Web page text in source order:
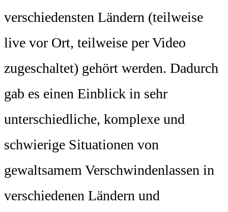
verschiedensten Ländern (teilweise
live vor Ort, teilweise per Video
zugeschaltet) gehört werden. Dadurch
gab es einen Einblick in sehr
unterschiedliche, komplexe und
schwierige Situationen von
gewaltsamem Verschwindenlassen in
verschiedenen Ländern und